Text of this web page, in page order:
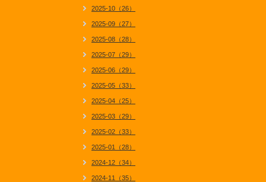
2025-10（26）
2025-09（27）
2025-08（28）
2025-07（29）
2025-06（29）
2025-05（33）
2025-04（25）
2025-03（29）
2025-02（33）
2025-01（28）
2024-12（34）
2024-11（35）